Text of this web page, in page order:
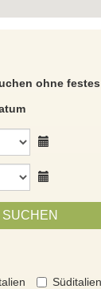
ohne
SUCHEN
Süditalien